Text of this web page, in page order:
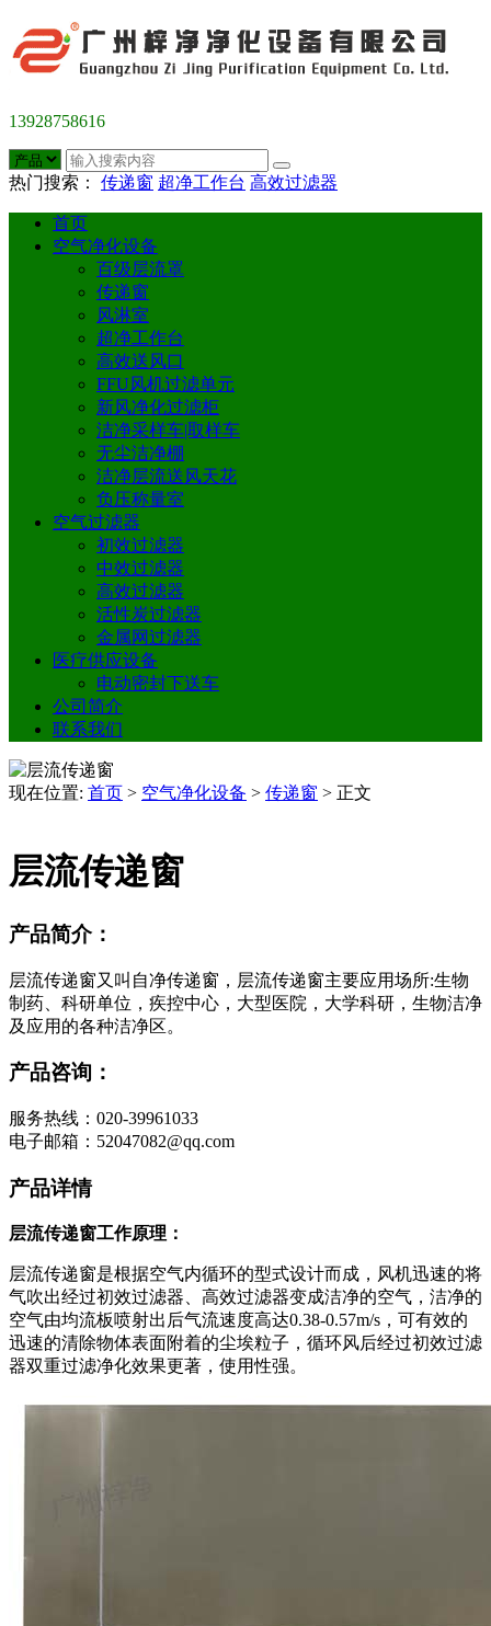
13928758616
热门搜索： 传递窗 超净工作台 高效过滤器
首页
空气净化设备
百级层流罩
传递窗
风淋室
超净工作台
高效送风口
FFU风机过滤单元
新风净化过滤柜
洁净采样车|取样车
无尘洁净棚
洁净层流送风天花
负压称量室
空气过滤器
初效过滤器
中效过滤器
高效过滤器
活性炭过滤器
金属网过滤器
医疗供应设备
电动密封下送车
公司简介
联系我们
现在位置: 首页 > 空气净化设备 > 传递窗 > 正文
层流传递窗
产品简介：
层流传递窗又叫自净传递窗，层流传递窗主要应用场所:生物
制药、科研单位，疾控中心，大型医院，大学科研，生物洁净
及应用的各种洁净区。
产品咨询：
服务热线：020-39961033
电子邮箱：52047082@qq.com
产品详情
层流传递窗工作原理：
层流传递窗是根据空气内循环的型式设计而成，风机迅速的将
气吹出经过初效过滤器、高效过滤器变成洁净的空气，洁净的
空气由均流板喷射出后气流速度高达0.38-0.57m/s，可有效的
迅速的清除物体表面附着的尘埃粒子，循环风后经过初效过滤
器双重过滤净化效果更著，使用性强。